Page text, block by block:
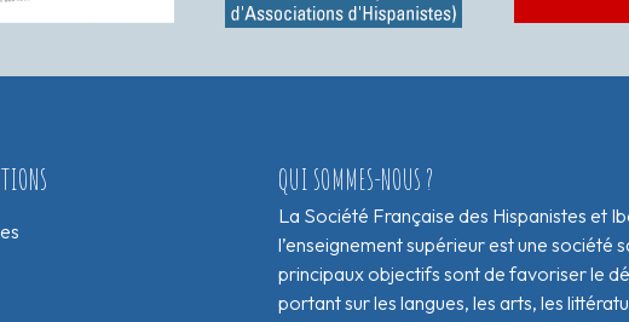
QUI SOMMES-NOUS ?
La Société Française des Hispanistes et
l’enseignement supérieur est une société
principaux objectifs sont de favoriser le
portant sur les langues, les arts, les